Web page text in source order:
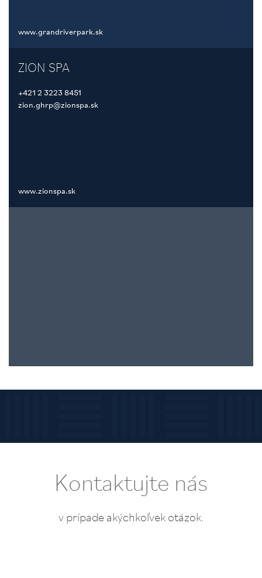
www.grandriverpark.sk
ZION SPA
+421 2 3223 8451
zion.ghrp@zionspa.sk
www.zionspa.sk
Kontaktujte nás
v prípade akýchkoľvek otázok.